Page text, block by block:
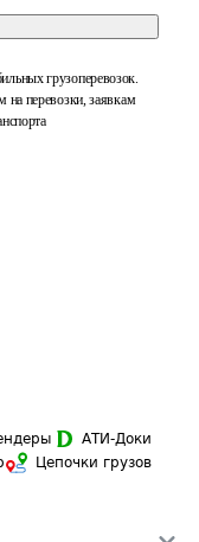
грузоперевозок.
на перевозки, заявкам
АТИ-Доки
Цепочки грузов